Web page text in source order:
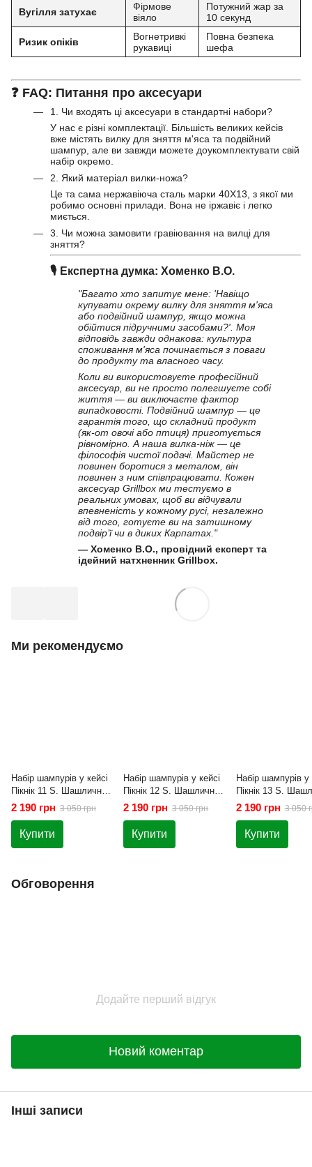
Вугілля затухає
Фірмове
віяло
Потужний жар за
10 секунд
Ризик опіків
Вогнетривкі
рукавиці
Повна безпека
шефа
❓ FAQ: Питання про аксесуари
1. Чи входять ці аксесуари в стандартні набори?
У нас є різні комплектації. Більшість великих кейсів
вже містять вилку для зняття м'яса та подвійний
шампур, але ви завжди можете доукомплектувати свій
набір окремо.
2. Який матеріал вилки-ножа?
Це та сама нержавіюча сталь марки 40Х13, з якої ми
робимо основні прилади. Вона не іржавіє і легко
миється.
3. Чи можна замовити гравіювання на вилці для
зняття?
🎙️ Експертна думка: Хоменко В.О.
"Багато хто запитує мене: 'Навіщо
купувати окрему вилку для зняття м'яса
або подвійний шампур, якщо можна
обійтися підручними засобами?'. Моя
відповідь завжди однакова: культура
споживання м'яса починається з поваги
до продукту та власного часу.
Коли ви використовуєте професійний
аксесуар, ви не просто полегшуєте собі
життя — ви виключаєте фактор
випадковості. Подвійний шампур — це
гарантія того, що складний продукт
(як-от овочі або птиця) приготується
рівномірно. А наша вилка-ніж — це
філософія чистої подачі. Майстер не
повинен боротися з металом, він
повинен з ним співпрацювати. Кожен
аксесуар Grillbox ми тестуємо в
реальних умовах, щоб ви відчували
впевненість у кожному русі, незалежно
від того, готуєте ви на затишному
подвір’ї чи в диких Карпатах."
— Хоменко В.О., провідний експерт та
ідейний натхненник Grillbox.
Ми рекомендуємо
Набір шампурів у кейсі
Пікнік 11 S. Шашличний
набір. Подарунок
чоловікові
2 190 грн 3 050 грн
Купити
Набір шампурів у кейсі
Пікнік 12 S. Шашличний
набір. Подарунок
чоловікові
2 190 грн 3 050 грн
Купити
Набір шампурів у
Пікнік 13 S.
набір. Подарунок
чоловікові
2 190 грн 3 050
Купити
Обговорення
Додайте перший відгук
Новий коментар
Інші записи